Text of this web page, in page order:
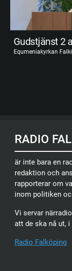
Gudstjänst 2
Equmeniakyrkan
RADIO
är inte bara en
redaktion och
rapporterar om
inom politiken
Vi servar
att de ska nå ut,
Radio Falköping